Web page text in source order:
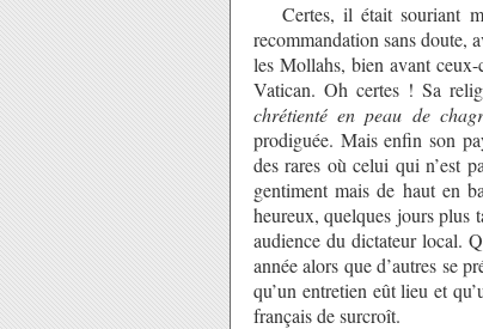
Certes, il était souriant
recommandation sans doute,
les Mollahs, bien avant
Vatican. Oh certes ! Sa
chrétienté en peau de
prodiguée. Mais enfin son
des rares où celui qui n’est
gentiment mais de haut en
heureux, quelques jours plus
audience du dictateur local.
année alors que d’autres se
qu’un entretien eût lieu et
français de surcroît.